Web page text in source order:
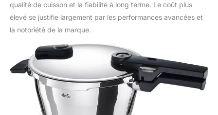
qualité de cuisson et la fiabilité à long terme. Le coût plus
élevé se justifie largement par les performances avancées et
la notoriété de la marque.